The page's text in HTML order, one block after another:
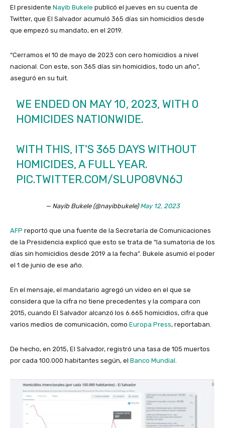
El presidente Nayib Bukele publicó el jueves en su cuenta de
Twitter, que El Salvador acumuló 365 días sin homicidios desde
que empezó su mandato, en el 2019.
“Cerramos el 10 de mayo de 2023 con cero homicidios a nivel
nacional. Con este, son 365 días sin homicidios, todo un año”,
aseguró en su tuit.
WE ENDED ON MAY 10, 2023, WITH 0
HOMICIDES NATIONWIDE.
WITH THIS, IT'S 365 DAYS WITHOUT
HOMICIDES, A FULL YEAR.
PIC.TWITTER.COM/SLUPO8VN6J
— Nayib Bukele (@nayibbukele)May 12, 2023
AFP reportó que una fuente de la Secretaría de Comunicaciones
de la Presidencia explicó que esto se trata de “la sumatoria de los
días sin homicidios desde 2019 a la fecha”. Bukele asumió el poder
el 1 de junio de ese año.
En el mensaje, el mandatario agregó un video en el que se
considera que la cifra no tiene precedentes y la compara con
2015, cuando El Salvador alcanzó los 6.665 homicidios, cifra que
varios medios de comunicación, como Europa Press, reportaban.
De hecho, en 2015, El Salvador, registró una tasa de 105 muertos
por cada 100.000 habitantes según, el Banco Mundial